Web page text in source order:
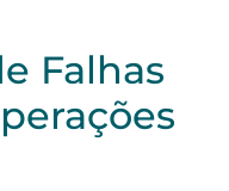
Falhas